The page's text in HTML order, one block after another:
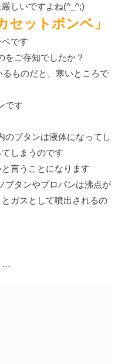
しいですよね(^_^;)
セットボンベ」
です
をご存知でしたか？
ものだと、寒いところで
です
のブタンは液体になってし
しまうのです
言うことになります
ブタンやプロパンは沸点が
ガスとして噴出されるの
…